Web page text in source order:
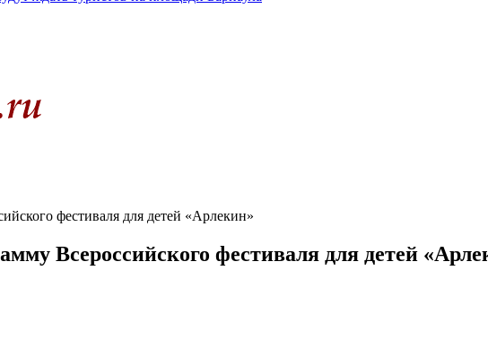
фестиваля для детей «Арлекин»
Всероссийского фестиваля для детей